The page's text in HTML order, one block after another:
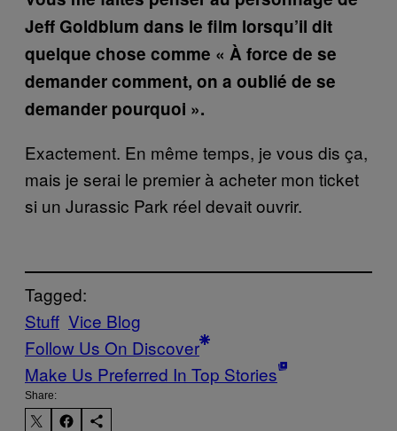
Jeff Goldblum dans le film lorsqu’il dit
quelque chose comme « À force de se
demander comment, on a oublié de se
demander pourquoi ».
Exactement. En même temps, je vous dis ça,
mais je serai le premier à acheter mon ticket
si un Jurassic Park réel devait ouvrir.
Tagged:
Stuff Vice Blog
Follow Us On Discover
Make Us Preferred In Top Stories
Share: